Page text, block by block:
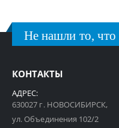
Не нашли то, что
КОНТАКТЫ
АДРЕС:
630027 г. НОВОСИБИРСК,
ул. Объединения 102/2